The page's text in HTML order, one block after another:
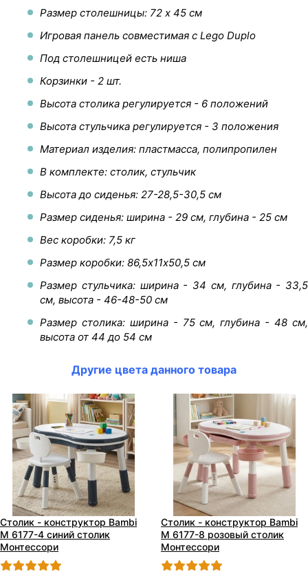
Размер столешницы: 72 х 45 см
Игровая панель совместимая с Lego Duplo
Под столешницей есть ниша
Корзинки - 2 шт.
Высота столика регулируется - 6 положений
Высота стульчика регулируется - 3 положения
Материал изделия: пластмасса, полипропилен
В комплекте: столик, стульчик
Высота до сиденья: 27-28,5-30,5 см
Размер сиденья: ширина - 29 см, глубина - 25 см
Вес коробки: 7,5 кг
Размер коробки: 86,5х11х50,5 см
Размер стульчика: ширина - 34 см, глубина - 33,5
см, высота - 46-48-50 см
Размер столика: ширина - 75 см, глубина - 48 см,
высота от 44 до 54 см
Другие цвета данного товара
Столик - конструктор Bambi
M 6177-4 синий столик
Монтессори
Столик - конструктор Bambi
M 6177-8 розовый столик
Монтессори